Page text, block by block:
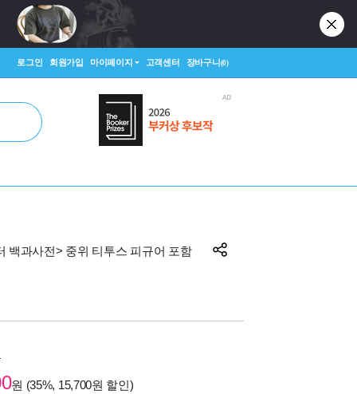
로그인 회원가입 마이페이지 고객센터 장바구니(0)
백과사전> 중위 티투스 피규어 포함
원 (35%, 15,700원 할인)